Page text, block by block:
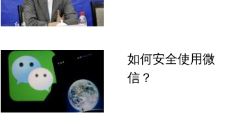
如何安全使用微
信？